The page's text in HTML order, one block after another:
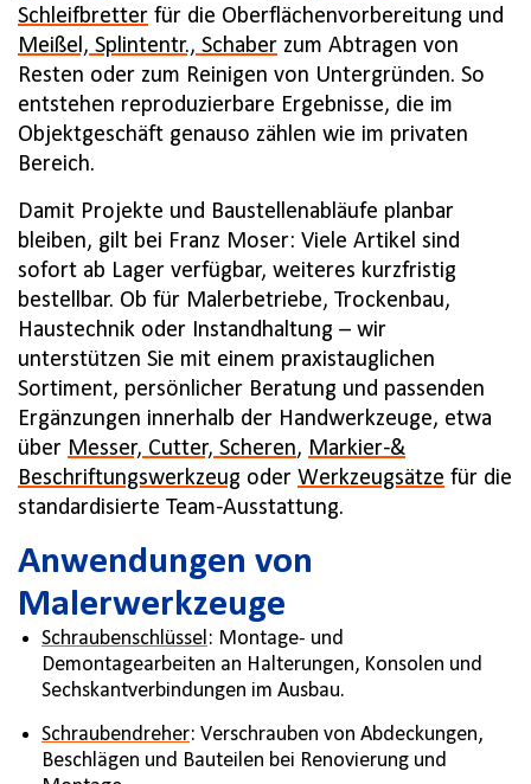
Schleifbretter für die Oberflächenvorbereitung und
Meißel, Splintentr., Schaber zum Abtragen von
Resten oder zum Reinigen von Untergründen. So
entstehen reproduzierbare Ergebnisse, die im
Objektgeschäft genauso zählen wie im privaten
Bereich.
Damit Projekte und Baustellenabläufe planbar
bleiben, gilt bei Franz Moser: Viele Artikel sind
sofort ab Lager verfügbar, weiteres kurzfristig
bestellbar. Ob für Malerbetriebe, Trockenbau,
Haustechnik oder Instandhaltung – wir
unterstützen Sie mit einem praxistauglichen
Sortiment, persönlicher Beratung und passenden
Ergänzungen innerhalb der Handwerkzeuge, etwa
über Messer, Cutter, Scheren, Markier-&
Beschriftungswerkzeug oder Werkzeugsätze für die
standardisierte Team-Ausstattung.
Anwendungen von
Malerwerkzeuge
Schraubenschlüssel: Montage- und
Demontagearbeiten an Halterungen, Konsolen und
Sechskantverbindungen im Ausbau.
Schraubendreher: Verschrauben von Abdeckungen,
Beschlägen und Bauteilen bei Renovierung und